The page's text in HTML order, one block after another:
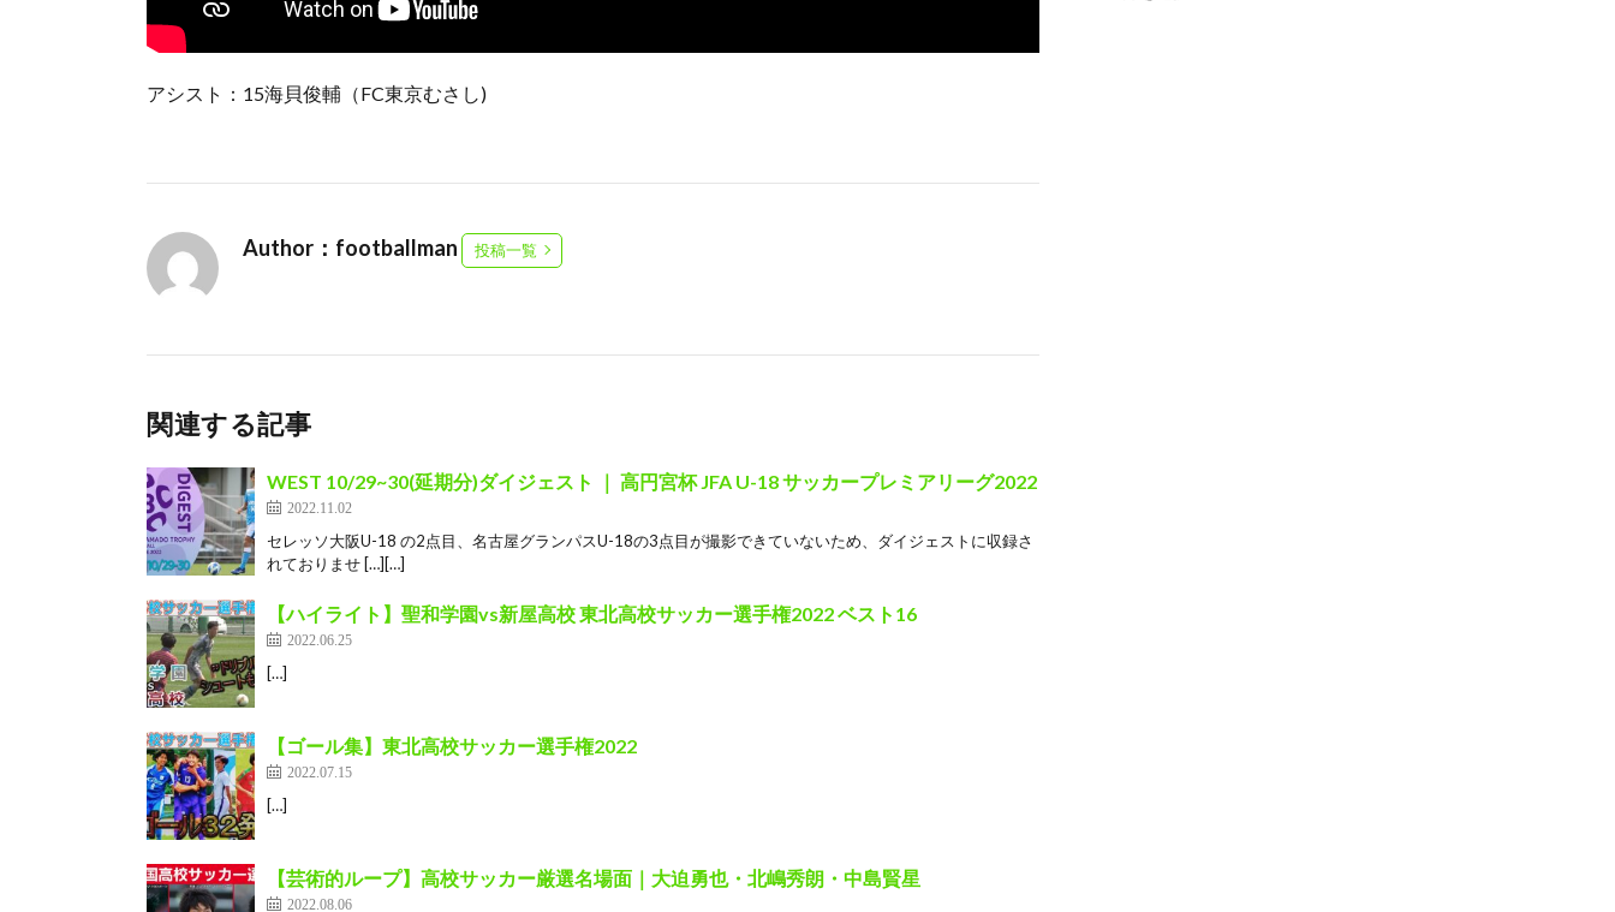
アシスト：15海貝俊輔（FC東京むさし)
Author：footballman 投稿一覧
関連する記事
WEST 10/29~30(延期分)ダイジェスト ｜ 高円宮杯 JFA U-18 サッカープレミアリーグ2022
2022.11.02
セレッソ大阪U-18 の2点目、名古屋グランパスU-18の3点目が撮影できていないため、ダイジェストに収録さ
れておりませ […][…]
【ハイライト】聖和学園vs新屋高校 東北高校サッカー選手権2022 ベスト16
2022.06.25
[…]
【ゴール集】東北高校サッカー選手権2022
2022.07.15
[…]
【芸術的ループ】高校サッカー厳選名場面｜大迫勇也・北嶋秀朗・中島賢星
2022.08.06